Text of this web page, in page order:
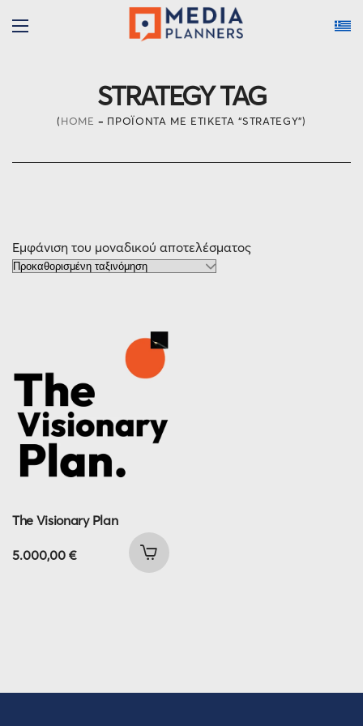
STRATEGY TAG
HOME ΠΡΟΪΌΝΤΑ ΜΕ ΕΤΙΚΈΤΑ “STRATEGY”
Εμφάνιση του μοναδικού αποτελέσματος
The Visionary Plan
5.000,00 €